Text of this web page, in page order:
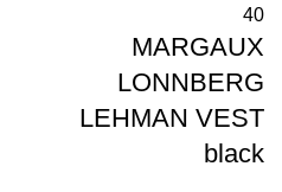
40
MARGAUX
LONNBERG
LEHMAN VEST
black